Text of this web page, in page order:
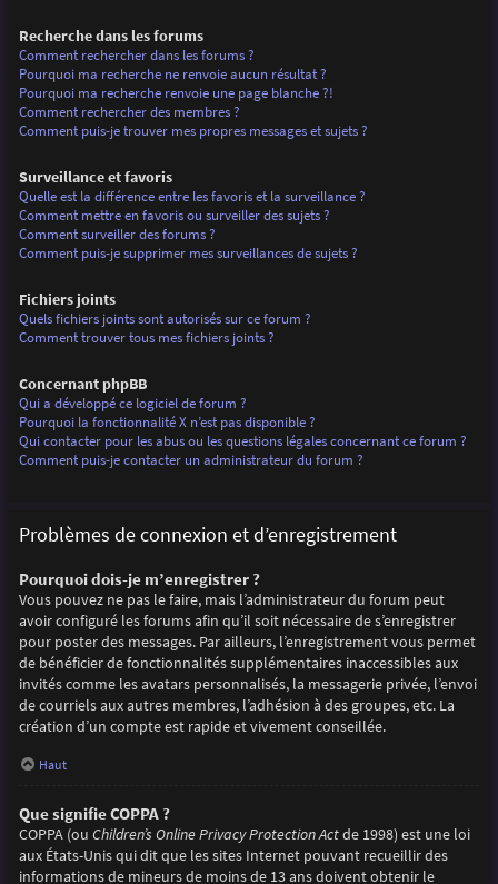
Recherche dans les forums
Comment rechercher dans les forums ?
Pourquoi ma recherche ne renvoie aucun résultat ?
Pourquoi ma recherche renvoie une page blanche ?!
Comment rechercher des membres ?
Comment puis-je trouver mes propres messages et sujets ?
Surveillance et favoris
Quelle est la différence entre les favoris et la surveillance ?
Comment mettre en favoris ou surveiller des sujets ?
Comment surveiller des forums ?
Comment puis-je supprimer mes surveillances de sujets ?
Fichiers joints
Quels fichiers joints sont autorisés sur ce forum ?
Comment trouver tous mes fichiers joints ?
Concernant phpBB
Qui a développé ce logiciel de forum ?
Pourquoi la fonctionnalité X n’est pas disponible ?
Qui contacter pour les abus ou les questions légales concernant ce forum ?
Comment puis-je contacter un administrateur du forum ?
Problèmes de connexion et d’enregistrement
Pourquoi dois-je m’enregistrer ?
Vous pouvez ne pas le faire, mais l’administrateur du forum peut
avoir configuré les forums afin qu’il soit nécessaire de s’enregistrer
pour poster des messages. Par ailleurs, l’enregistrement vous permet
de bénéficier de fonctionnalités supplémentaires inaccessibles aux
invités comme les avatars personnalisés, la messagerie privée, l’envoi
de courriels aux autres membres, l’adhésion à des groupes, etc. La
création d’un compte est rapide et vivement conseillée.
Haut
Que signifie COPPA ?
COPPA (ou Children’s Online Privacy Protection Actde 1998) est une loi
aux États-Unis qui dit que les sites Internet pouvant recueillir des
informations de mineurs de moins de 13 ans doivent obtenir le